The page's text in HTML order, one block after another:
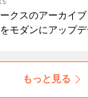
クスのアーカイ
モダンにアップ
厚底ソールで気分も
もっと見る